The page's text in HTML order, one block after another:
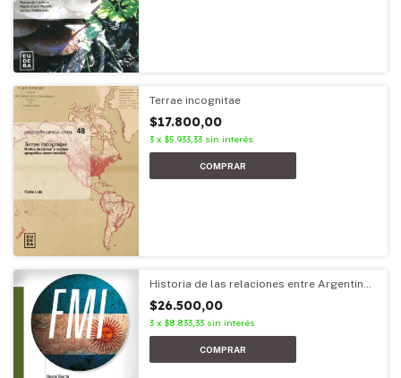
Terrae incognitae
$17.800,00
3 x $5.933,33 sin interés
Historia de las relaciones entre Argentina
$26.500,00
3 x $8.833,33 sin interés